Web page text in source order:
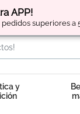
APP!
pedidos superiores a
y obtén
y